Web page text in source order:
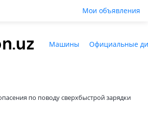
Мои объявления
Машины Официальные
по поводу сверхбыстрой зарядки